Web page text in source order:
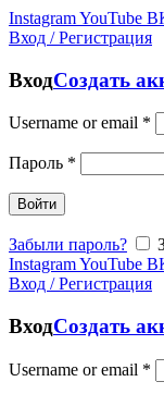
InstagramYouTube
Вход / Регистрация
ВходСоздать
Username or email *
Пароль *
Войти
Забыли пароль?
InstagramYouTube
Вход / Регистрация
ВходСоздать
Username or email *